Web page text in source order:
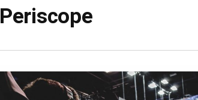
Periscope